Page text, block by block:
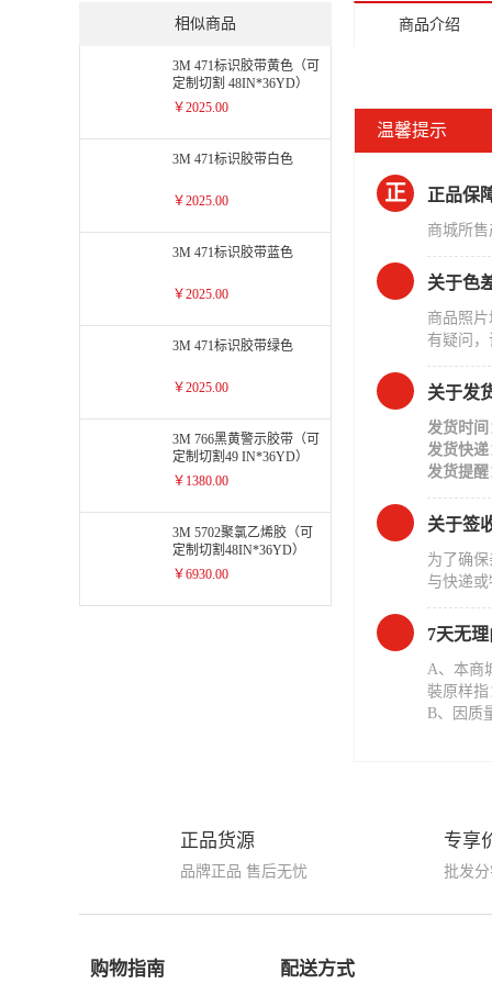
相似商品
3M 471标识胶带黄色（可
定制切割 48IN*36YD）
￥2025.00
3M 471标识胶带白色
￥2025.00
3M 471标识胶带蓝色
￥2025.00
3M 471标识胶带绿色
￥2025.00
3M 766黑黄警示胶带（可
定制切割49 IN*36YD）
￥1380.00
3M 5702聚氯乙烯胶（可
定制切割48IN*36YD）
￥6930.00
商品介绍
温馨提示
正 正品保
商城所
关于色
商品照
有疑问
关于发
发货时间
发货快递
发货提醒
关于签
为了确
与快递
7天无
A、本商
裝原样
B、因质
正品货源
品牌正品 售后无忧
专享
批发
购物指南 配送方式